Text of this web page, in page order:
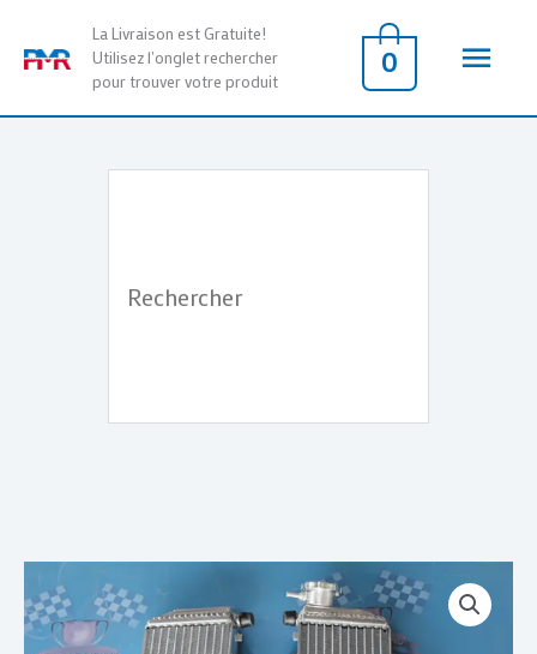
La Livraison est Gratuite!
Utilisez l'onglet rechercher
pour trouver votre produit
0
Plage
de
quantité
de